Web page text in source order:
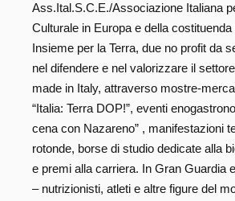
Ass.Ital.S.C.E./Associazione Italiana
Culturale in Europa e della
Insieme per la Terra, due no profit da
nel difendere e nel valorizzare il
made in Italy, attraverso mostre-
“Italia: Terra DOP!”, eventi
cena con Nazareno” , manifestazioni
rotonde, borse di studio dedicate alla
e premi alla carriera. In Gran Guardia
– nutrizionisti, atleti e altre figure del